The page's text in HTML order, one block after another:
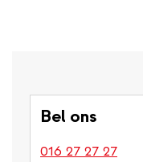
Bel ons
016 27 27 27